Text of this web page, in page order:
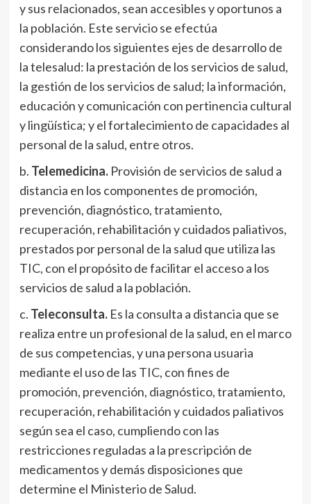
y sus relacionados, sean accesibles y oportunos a
la población. Este servicio se efectúa
considerando los siguientes ejes de desarrollo de
la telesalud: la prestación de los servicios de salud,
la gestión de los servicios de salud; la información,
educación y comunicación con pertinencia cultural
y lingüística; y el fortalecimiento de capacidades al
personal de la salud, entre otros.
b. Telemedicina.Provisión de servicios de salud a
distancia en los componentes de promoción,
prevención, diagnóstico, tratamiento,
recuperación, rehabilitación y cuidados paliativos,
prestados por personal de la salud que utiliza las
TIC, con el propósito de facilitar el acceso a los
servicios de salud a la población.
c. Teleconsulta.Es la consulta a distancia que se
realiza entre un profesional de la salud, en el marco
de sus competencias, y una persona usuaria
mediante el uso de las TIC, con fines de
promoción, prevención, diagnóstico, tratamiento,
recuperación, rehabilitación y cuidados paliativos
según sea el caso, cumpliendo con las
restricciones reguladas a la prescripción de
medicamentos y demás disposiciones que
determine el Ministerio de Salud.